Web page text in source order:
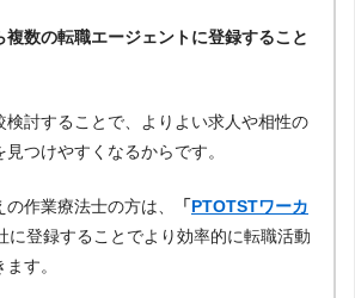
複数の転職エージェントに登録すること
検討することで、よりよい求人や相性の
つけやすくなるからです。
作業療法士の方は、 「PTOTSTワーカ
に登録することでより効率的に転職活動
す。